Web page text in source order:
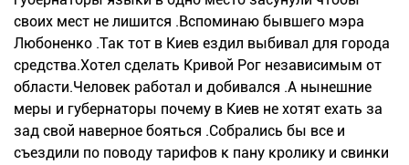
своих мест не лишится .Вспоминаю бывшего мэра
Любоненко .Так тот в Киев ездил выбивал для города
средства.Хотел сделать Кривой Рог независимым от
области.Человек работал и добивался .А нынешние
меры и губернаторы почему в Киев не хотят ехать за
зад свой наверное бояться .Собрались бы все и
съездили по поводу тарифов к пану кролику и свинки